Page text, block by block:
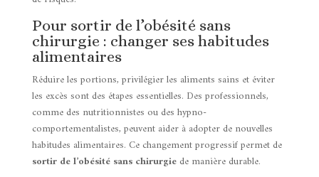
Pour sortir de l’obésité sans
chirurgie : changer ses habitudes
alimentaires
Réduire les portions, privilégier les aliments sains et éviter
les excès sont des étapes essentielles. Des professionnels,
comme des nutritionnistes ou des hypno-
comportementalistes, peuvent aider à adopter de nouvelles
habitudes alimentaires. Ce changement progressif permet de
sortir de l’obésité sans chirurgiede manière durable.